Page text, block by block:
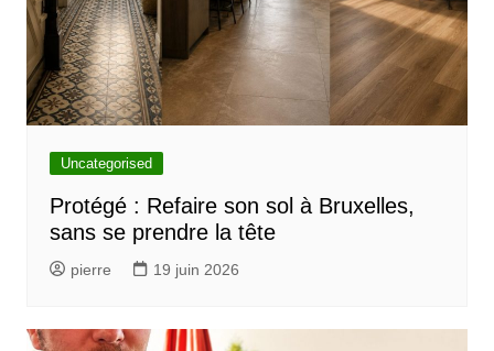
Uncategorised
Protégé : Refaire son sol à Bruxelles,
sans se prendre la tête
pierre 19 juin 2026